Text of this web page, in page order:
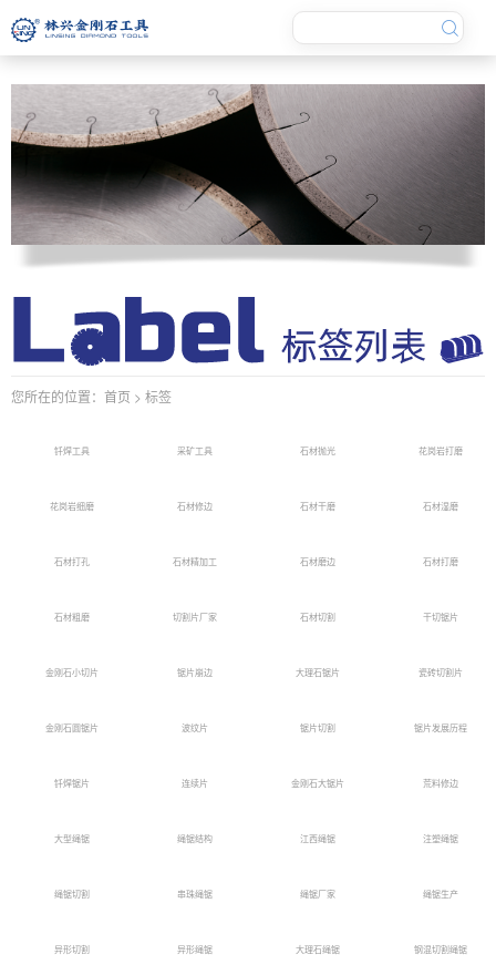
您所在的位置： 首页 > 标签
钎焊工具 采矿工具 石材抛光 花岗岩打磨
花岗岩细磨 石材修边 石材干磨 石材湿磨
石材打孔 石材精加工 石材磨边 石材打磨
石材粗磨 切割片厂家 石材切割 干切锯片
金刚石小切片 锯片崩边 大理石锯片 瓷砖切割片
金刚石圆锯片 波纹片 锯片切割 锯片发展历程
钎焊锯片 连续片 金刚石大锯片 荒料修边
大型绳锯 绳锯结构 江西绳锯 注塑绳锯
绳锯切割 串珠绳锯 绳锯厂家 绳锯生产
异形切割 异形绳锯 大理石绳锯 钢混切割绳锯